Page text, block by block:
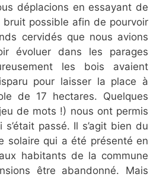
déplacions en essayant de
possible afin de pourvoir
cervidés que nous avions
évoluer dans les parages
les bois avaient
pour laisser la place à
de 17 hectares. Quelques
de mots !) nous ont permis
s’était passé. Il s’agit bien du
solaire qui a été présenté en
habitants de la commune
être abandonné. Mais